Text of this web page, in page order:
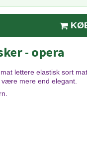
- opera
lettere elastisk sort
mere end elegant.